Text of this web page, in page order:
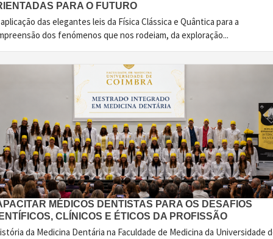
PARA O FUTURO
das elegantes leis da Física Clássica e Quântica para a
dos fenómenos que nos rodeiam, da exploração...
MÉDICOS DENTISTAS PARA OS DESAFIOS
CLÍNICOS E ÉTICOS DA PROFISSÃO
da Medicina Dentária na Faculdade de Medicina da Universidade